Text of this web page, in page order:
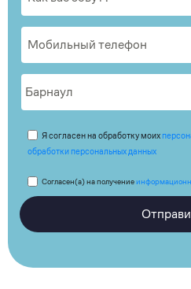
Я согласен на обработку моих
обработки персональных данных
Согласен(а) на получение